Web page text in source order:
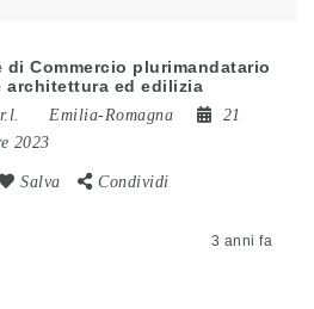
di Commercio plurimandatario
architettura ed edilizia
Emilia-Romagna
21
2023
Salva Condividi
3 anni fa